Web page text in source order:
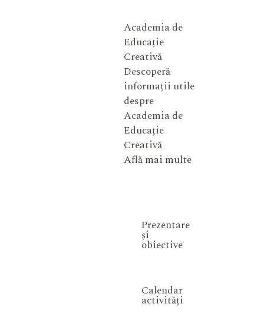
Academia de
Educație
Creativă
Descoperă
informații utile
despre
Academia de
Educație
Creativă
Află mai multe
Prezentare
și
obiective
Calendar
activități